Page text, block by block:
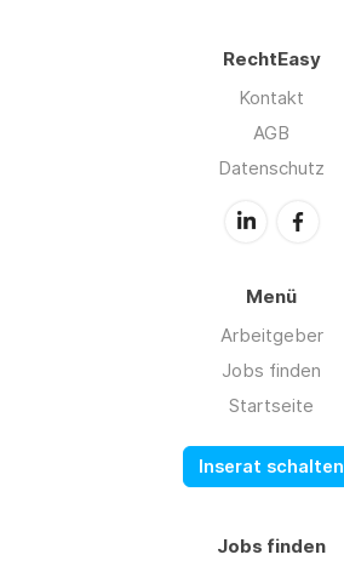
RechtEasy
Kontakt
AGB
Datenschutz
Menü
Arbeitgeber
Jobs finden
Startseite
Inserat schalten
Jobs finden